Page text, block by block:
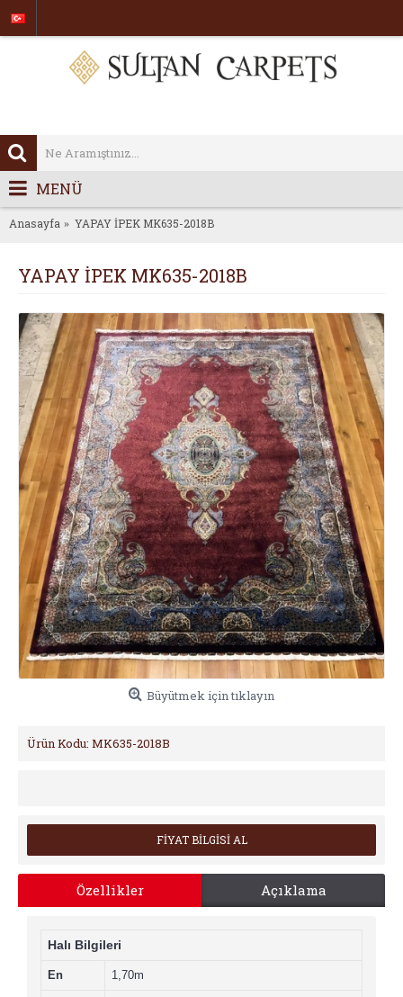
MENÜ
Anasayfa YAPAY İPEK MK635-2018B
YAPAY İPEK MK635-2018B
Büyütmek için tıklayın
Ürün Kodu: MK635-2018B
FİYAT BİLGİSİ AL
Özellikler Açıklama
Halı Bilgileri
En 1,70m